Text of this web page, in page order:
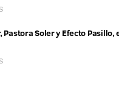
Pastora Soler y Efecto Pasillo,